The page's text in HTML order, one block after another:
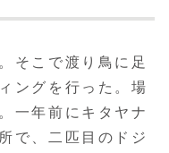
そこで渡り鳥に足
ングを行った。場
一年前にキタヤナ
で、二匹目のドジ